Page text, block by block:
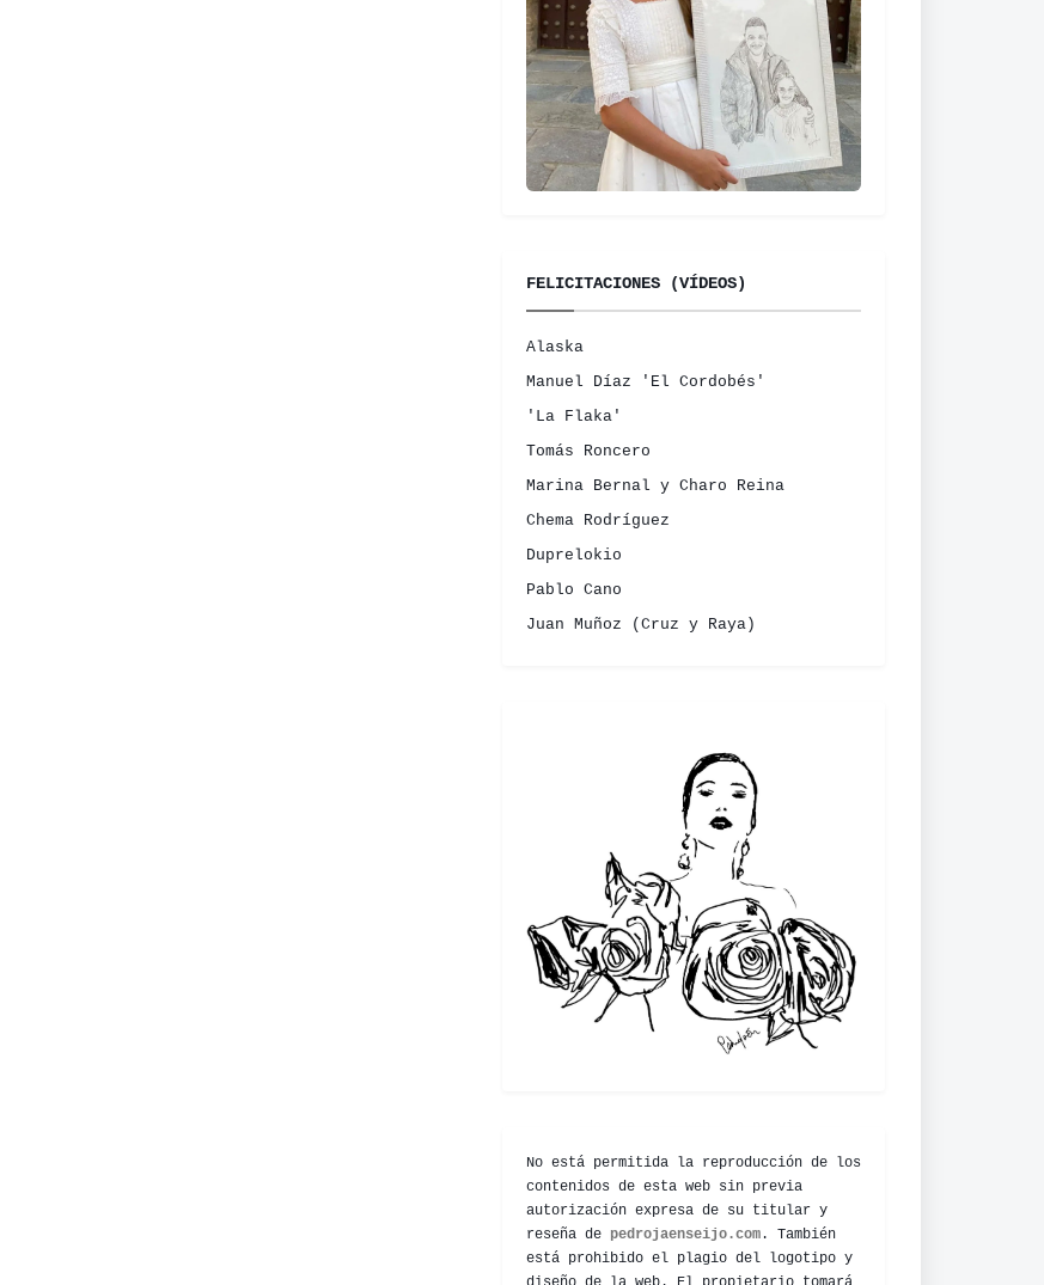
FELICITACIONES (VÍDEOS)
Alaska
Manuel Díaz 'El Cordobés'
'La Flaka'
Tomás Roncero
Marina Bernal y Charo Reina
Chema Rodríguez
Duprelokio
Pablo Cano
No está permitida la reproducción de los
contenidos de esta web sin previa
autorización expresa de su titular y
reseña depedrojaenseijo.com . También